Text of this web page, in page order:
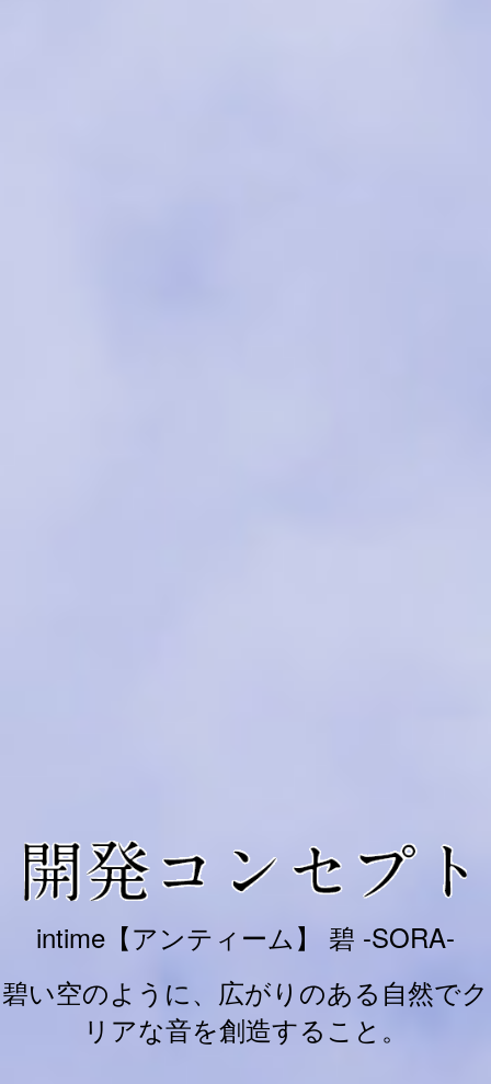
intime【アンティーム】 碧 -SORA-
碧い空のように、広がりのある自然でク
リアな音を創造すること。